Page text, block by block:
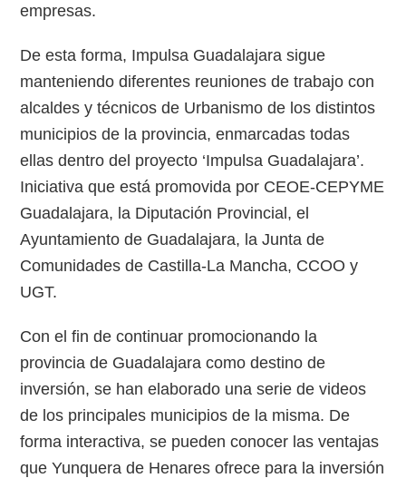
empresas.
De esta forma, Impulsa Guadalajara sigue
manteniendo diferentes reuniones de trabajo con
alcaldes y técnicos de Urbanismo de los distintos
municipios de la provincia, enmarcadas todas
ellas dentro del proyecto ‘Impulsa Guadalajara’.
Iniciativa que está promovida por CEOE-CEPYME
Guadalajara, la Diputación Provincial, el
Ayuntamiento de Guadalajara, la Junta de
Comunidades de Castilla-La Mancha, CCOO y
UGT.
Con el fin de continuar promocionando la
provincia de Guadalajara como destino de
inversión, se han elaborado una serie de videos
de los principales municipios de la misma. De
forma interactiva, se pueden conocer las ventajas
que Yunquera de Henares ofrece para la inversión